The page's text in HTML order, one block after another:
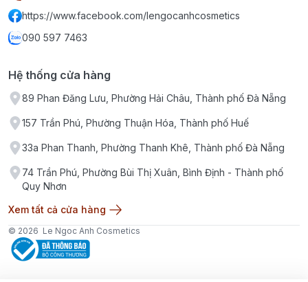
https://www.facebook.com/lengocanhcosmetics
090 597 7463
Hệ thống cửa hàng
89 Phan Đăng Lưu, Phường Hải Châu, Thành phố Đà Nẵng
157 Trần Phú, Phường Thuận Hóa, Thành phố Huế
33a Phan Thanh, Phường Thanh Khê, Thành phố Đà Nẵng
74 Trần Phú, Phường Bùi Thị Xuân, Bình Định - Thành phố
Quy Nhơn
Xem tất cả cửa hàng
© 2026 Le Ngoc Anh Cosmetics